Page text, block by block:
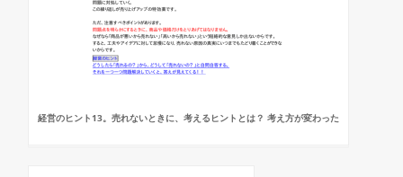
経営のヒント13。売れないときに、考えるヒントとは？ 考え方が変わった